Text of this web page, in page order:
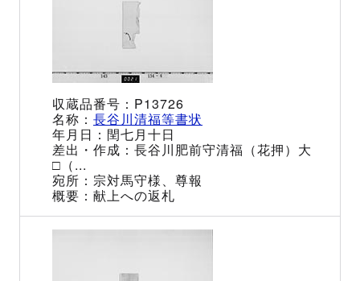
P13726
長谷川清福等書状
閏七月十日
長谷川肥前守清福（花押）大
□（...
宗対馬守様、尊報
献上への返札